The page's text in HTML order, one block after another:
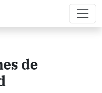
de